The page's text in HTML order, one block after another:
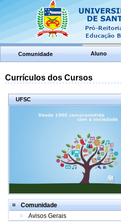
Comunidade Aluno
Currículos dos Cursos
UFSC
Comunidade
Avisos Gerais